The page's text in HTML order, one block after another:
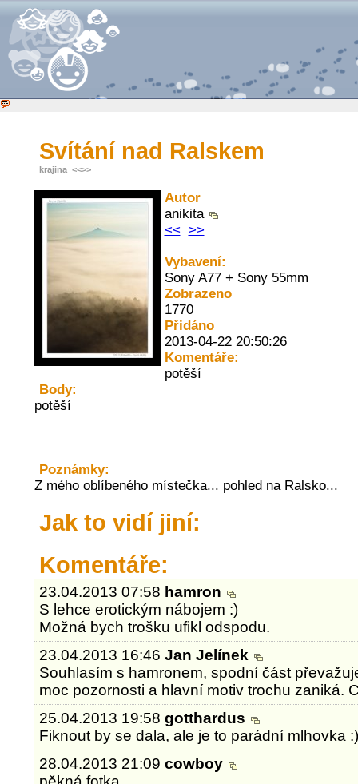
Svítání nad Ralskem
krajina <<>>
Autor
anikita
<< >>
Vybavení:
Sony A77 + Sony 55mm
Zobrazeno
1770
Přidáno
2013-04-22 20:50:26
Komentáře:
potěší
Body:
potěší
Poznámky:
Z mého oblíbeného místečka... pohled na Ralsko...
Jak to vidí jiní:
Komentáře:
23.04.2013 07:58 hamron
S lehce erotickým nábojem :)
Možná bych trošku ufikl odspodu.
23.04.2013 16:46Jan Jelínek
Souhlasím s hamronem, spodní část
moc pozornosti a hlavní motiv trochu zaniká.
25.04.2013 19:58gotthardus
Fiknout by se dala, ale je to parádní mlhovka
28.04.2013 21:09cowboy